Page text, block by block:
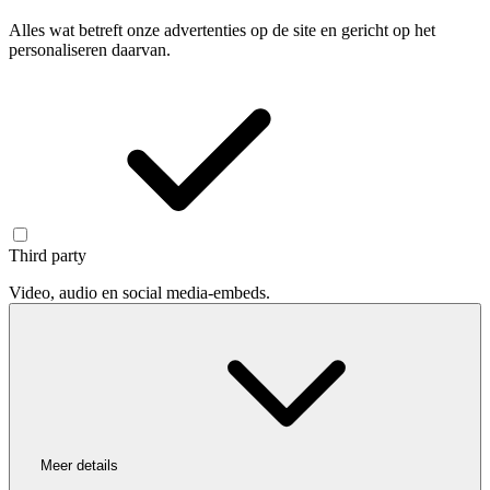
Alles wat betreft onze advertenties op de site en gericht op het
personaliseren daarvan.
Third party
Video, audio en social media-embeds.
Meer details